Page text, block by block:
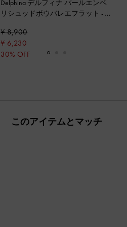
Delphina デルフィナ パールエンベ
リシュッドボウバレエフラット - レ
¥ 8,900
¥ 6,230
30% OFF
このアイテムとマッチ